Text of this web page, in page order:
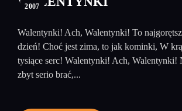
2007
Walentynki! Ach, Walentynki! To
dzień! Choć jest zima, to jak kominki, W
tysiące serc! Walentynki! Ach, Walentynki!
zbyt serio brać,...